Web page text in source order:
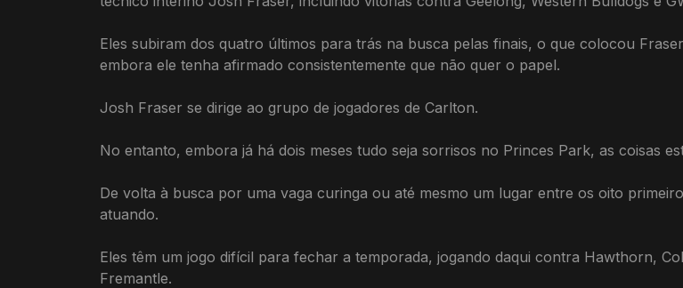
Eles subiram dos quatro últimos para trás na busca pelas finais, o que colocou
embora ele tenha afirmado consistentemente que não quer o papel.
Josh Fraser se dirige ao grupo de jogadores de Carlton.
No entanto, embora já há dois meses tudo seja sorrisos no Princes Park, as coisas
De volta à busca por uma vaga curinga ou até mesmo um lugar entre os oito
atuando.
Eles têm um jogo difícil para fechar a temporada, jogando daqui contra Hawthorn,
Fremantle.